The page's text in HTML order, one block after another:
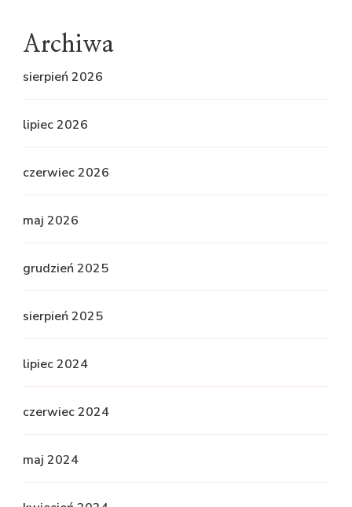
Archiwa
sierpień 2026
lipiec 2026
czerwiec 2026
maj 2026
grudzień 2025
sierpień 2025
lipiec 2024
czerwiec 2024
maj 2024